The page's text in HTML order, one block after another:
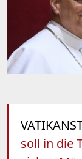
soll in die